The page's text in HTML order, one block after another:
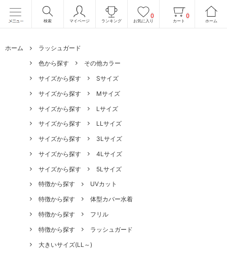
検索 マイページ ランキング
0
お気に入り
0
カート ホーム
ホーム
ラッシュガード
色から探す
その他カラー
サイズから探す
Sサイズ
サイズから探す
Mサイズ
サイズから探す
Lサイズ
サイズから探す
LLサイズ
サイズから探す
3Lサイズ
サイズから探す
4Lサイズ
サイズから探す
5Lサイズ
特徴から探す
UVカット
特徴から探す
体型カバー水着
特徴から探す
フリル
特徴から探す
ラッシュガード
大きいサイズ(LL～)